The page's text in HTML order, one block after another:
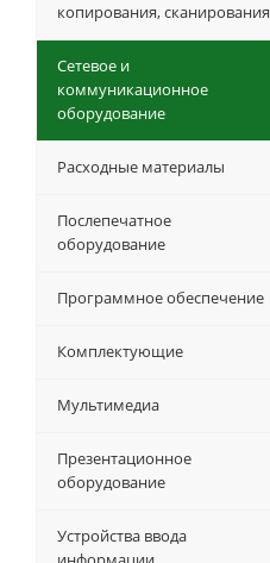
копирования, сканирования
Сетевое и
коммуникационное
оборудование
Расходные материалы
Послепечатное
оборудование
Программное обеспечение
Комплектующие
Мультимедиа
Презентационное
оборудование
Устройства ввода